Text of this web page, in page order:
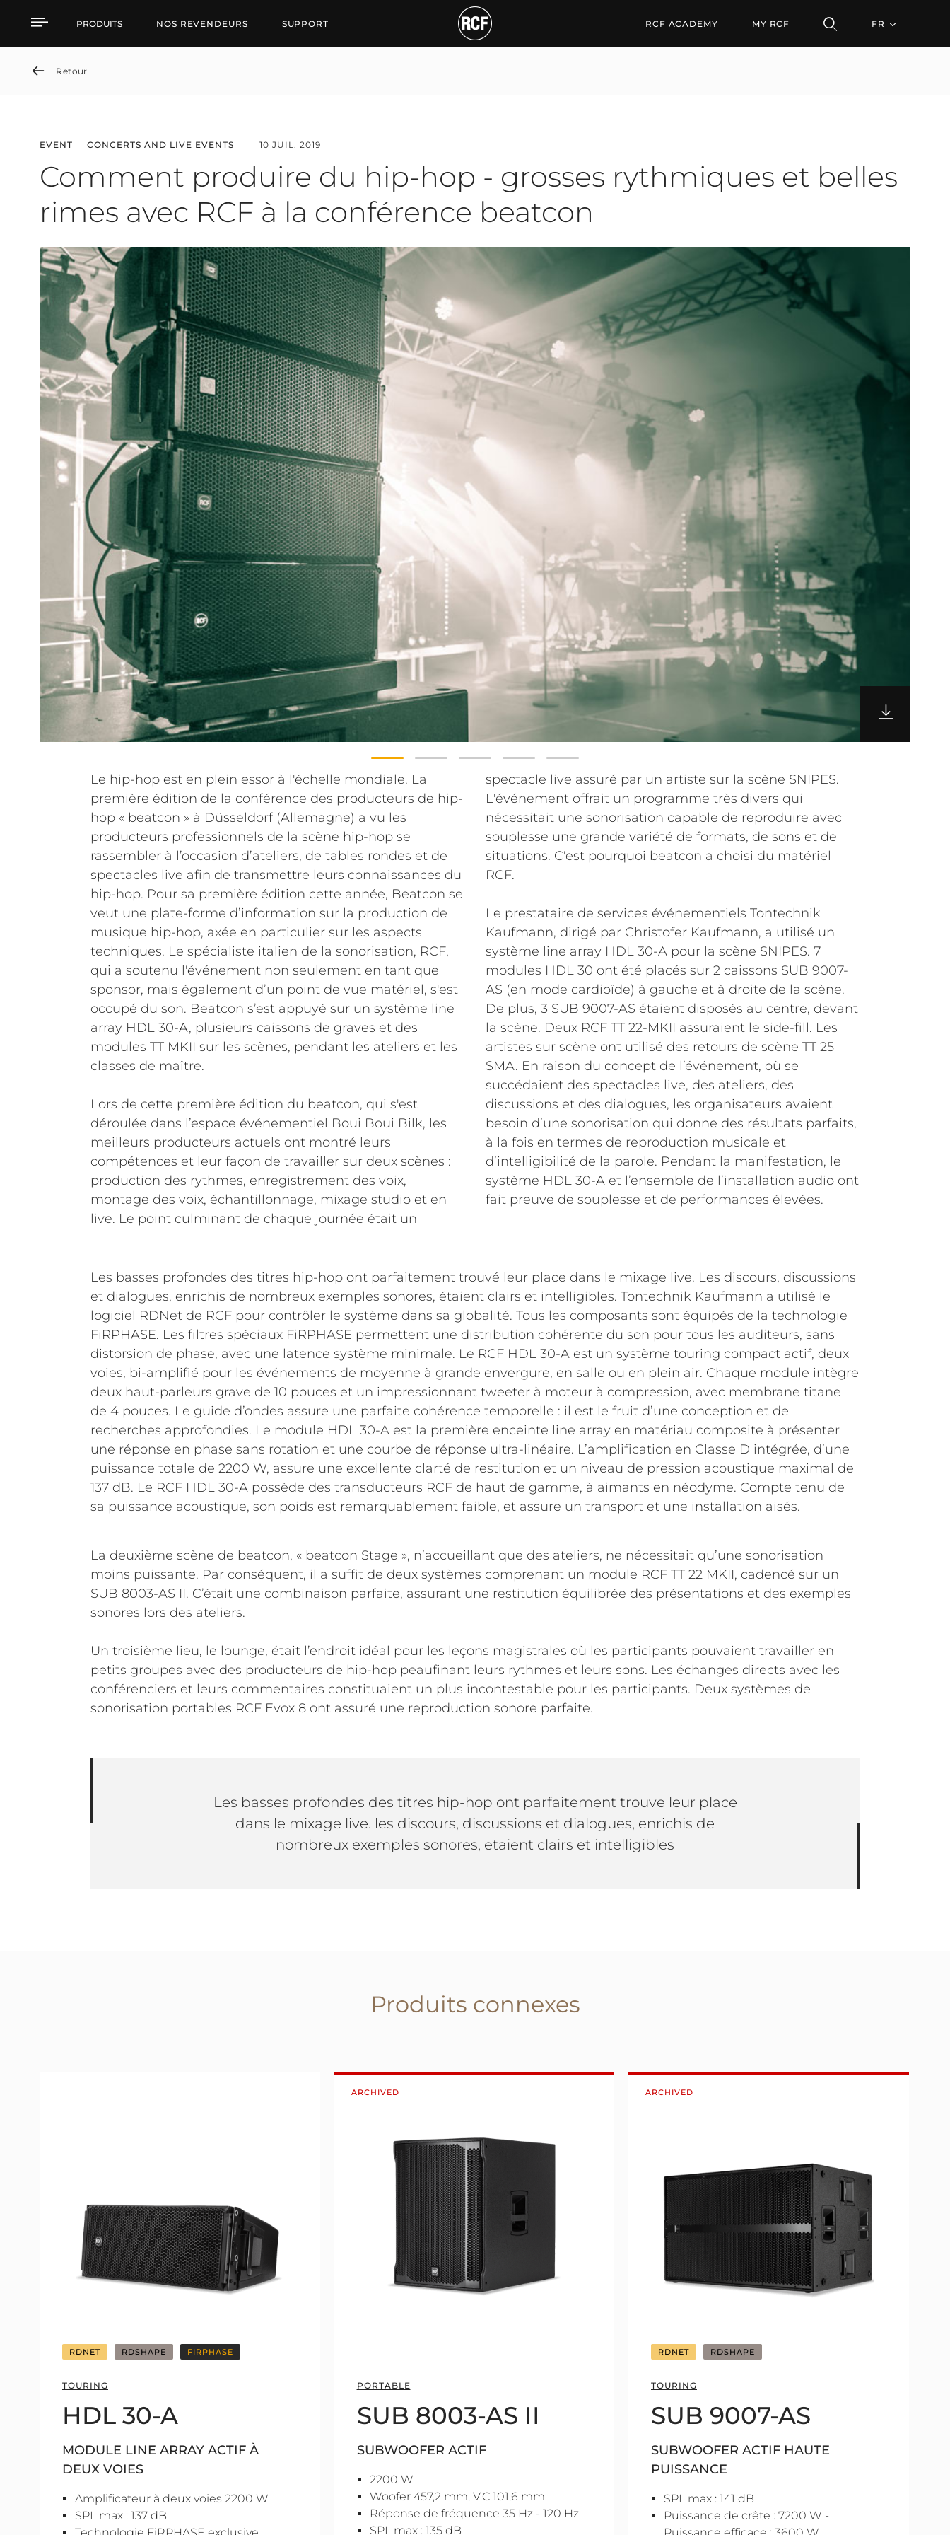
Comment produire du hip-hop - grosses rythmiques et belles rimes
PRODUITS NOS REVENDEURS SUPPORT RCF ACADEMY MY RCF FR
Retour
EVENT CONCERTS AND LIVE EVENTS 10 JUIL. 2019
Comment produire du hip-hop - grosses rythmiques et belles
rimes avec RCF à la conférence beatcon
Le hip-hop est en plein essor à l'échelle mondiale. La
première édition de la conférence des producteurs de hip-
hop « beatcon » à Düsseldorf (Allemagne) a vu les
producteurs professionnels de la scène hip-hop se
rassembler à l’occasion d’ateliers, de tables rondes et de
spectacles live afin de transmettre leurs connaissances du
hip-hop. Pour sa première édition cette année, Beatcon se
veut une plate-forme d’information sur la production de
musique hip-hop, axée en particulier sur les aspects
techniques. Le spécialiste italien de la sonorisation, RCF,
qui a soutenu l'événement non seulement en tant que
sponsor, mais également d’un point de vue matériel, s'est
occupé du son. Beatcon s’est appuyé sur un système line
array HDL 30-A, plusieurs caissons de graves et des
modules TT MKII sur les scènes, pendant les ateliers et les
classes de maître.
Lors de cette première édition du beatcon, qui s'est
déroulée dans l’espace événementiel Boui Boui Bilk, les
meilleurs producteurs actuels ont montré leurs
compétences et leur façon de travailler sur deux scènes :
production des rythmes, enregistrement des voix,
montage des voix, échantillonnage, mixage studio et en
live. Le point culminant de chaque journée était un
spectacle live assuré par un artiste sur la scène SNIPES.
L'événement offrait un programme très divers qui
nécessitait une sonorisation capable de reproduire avec
souplesse une grande variété de formats, de sons et de
situations. C'est pourquoi beatcon a choisi du matériel
RCF.
Le prestataire de services événementiels Tontechnik
Kaufmann, dirigé par Christofer Kaufmann, a utilisé un
système line array HDL 30-A pour la scène SNIPES. 7
modules HDL 30 ont été placés sur 2 caissons SUB 9007-
AS (en mode cardioïde) à gauche et à droite de la scène.
De plus, 3 SUB 9007-AS étaient disposés au centre, devant
la scène. Deux RCF TT 22-MKII assuraient le side-fill. Les
artistes sur scène ont utilisé des retours de scène TT 25
SMA. En raison du concept de l’événement, où se
succédaient des spectacles live, des ateliers, des
discussions et des dialogues, les organisateurs avaient
besoin d’une sonorisation qui donne des résultats parfaits,
à la fois en termes de reproduction musicale et
d’intelligibilité de la parole. Pendant la manifestation, le
système HDL 30-A et l’ensemble de l’installation audio ont
fait preuve de souplesse et de performances élevées.
Les basses profondes des titres hip-hop ont parfaitement trouvé leur place dans le mixage live. Les discours, discussions
et dialogues, enrichis de nombreux exemples sonores, étaient clairs et intelligibles. Tontechnik Kaufmann a utilisé le
logiciel RDNet de RCF pour contrôler le système dans sa globalité. Tous les composants sont équipés de la technologie
FiRPHASE. Les filtres spéciaux FiRPHASE permettent une distribution cohérente du son pour tous les auditeurs, sans
distorsion de phase, avec une latence système minimale. Le RCF HDL 30-A est un système touring compact actif, deux
voies, bi-amplifié pour les événements de moyenne à grande envergure, en salle ou en plein air. Chaque module intègre
deux haut-parleurs grave de 10 pouces et un impressionnant tweeter à moteur à compression, avec membrane titane
de 4 pouces. Le guide d’ondes assure une parfaite cohérence temporelle : il est le fruit d’une conception et de
recherches approfondies. Le module HDL 30-A est la première enceinte line array en matériau composite à présenter
une réponse en phase sans rotation et une courbe de réponse ultra-linéaire. L’amplification en Classe D intégrée, d’une
puissance totale de 2200 W, assure une excellente clarté de restitution et un niveau de pression acoustique maximal de
137 dB. Le RCF HDL 30-A possède des transducteurs RCF de haut de gamme, à aimants en néodyme. Compte tenu de
sa puissance acoustique, son poids est remarquablement faible, et assure un transport et une installation aisés.
La deuxième scène de beatcon, « beatcon Stage », n’accueillant que des ateliers, ne nécessitait qu’une sonorisation
moins puissante. Par conséquent, il a suffit de deux systèmes comprenant un module RCF TT 22 MKII, cadencé sur un
SUB 8003-AS II. C’était une combinaison parfaite, assurant une restitution équilibrée des présentations et des exemples
sonores lors des ateliers.
Un troisième lieu, le lounge, était l’endroit idéal pour les leçons magistrales où les participants pouvaient travailler en
petits groupes avec des producteurs de hip-hop peaufinant leurs rythmes et leurs sons. Les échanges directs avec les
conférenciers et leurs commentaires constituaient un plus incontestable pour les participants. Deux systèmes de
sonorisation portables RCF Evox 8 ont assuré une reproduction sonore parfaite.
Les basses profondes des titres hip-hop ont parfaitement trouve leur place
dans le mixage live. les discours, discussions et dialogues, enrichis de
nombreux exemples sonores, etaient clairs et intelligibles
Produits connexes
RDNET RDSHAPE FIRPHASE
TOURING
HDL 30-A
MODULE LINE ARRAY ACTIF À
DEUX VOIES
Amplificateur à deux voies 2200 W
SPL max : 137 dB
ARCHIVED
PORTABLE
SUB 8003-AS II
SUBWOOFER ACTIF
2200 W
Woofer 457,2 mm, V.C 101,6 mm
Réponse de fréquence 35 Hz - 120 Hz
SPL max : 135 dB
ARCHIVED
RDNET RDSHAPE
TOURING
SUB 9007-AS
SUBWOOFER ACTIF HAUTE
PUISSANCE
SPL max : 141 dB
Puissance de crête : 7200 W -